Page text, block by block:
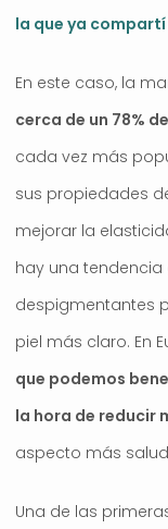
la que ya
En este caso, la
cerca de un 78%
cada vez más
sus propiedades
mejorar la
hay una
despigmentantes
piel más claro. En
que podemos
la hora de reducir
aspecto más
Una de las